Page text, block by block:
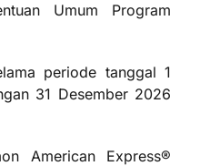
Umum Program
periode tanggal 1
31 Desember 2026
American Express®